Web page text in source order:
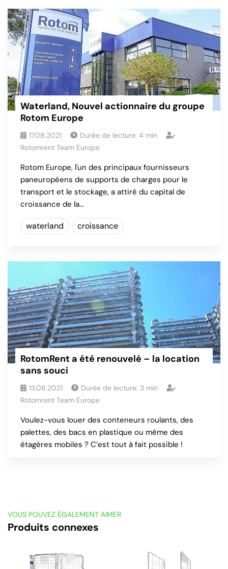
Waterland, Nouvel actionnaire du groupe
Rotom Europe
17.08.2021 Durée de lecture: 4 min
Rotomrent Team Europe
Rotom Europe, l'un des principaux fournisseurs
paneuropéens de supports de charges pour le
transport et le stockage, a attiré du capital de
croissance de la…
waterland croissance
RotomRent a été renouvelé – la location
sans souci
13.08.2021 Durée de lecture: 3 min
Rotomrent Team Europe
Voulez-vous louer des conteneurs roulants, des
palettes, des bacs en plastique ou même des
étagères mobiles ? C’est tout à fait possible !
VOUS POUVEZ ÉGALEMENT AIMER
Produits connexes